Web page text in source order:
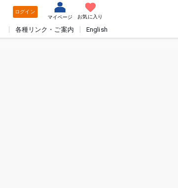
ログイン
マイページ
お気に入り
各種リンク・ご案内 English